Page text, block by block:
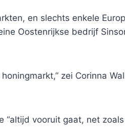
en slechts enkele
Oostenrijkse bedrijf
zei Corinna
vooruit gaat, net